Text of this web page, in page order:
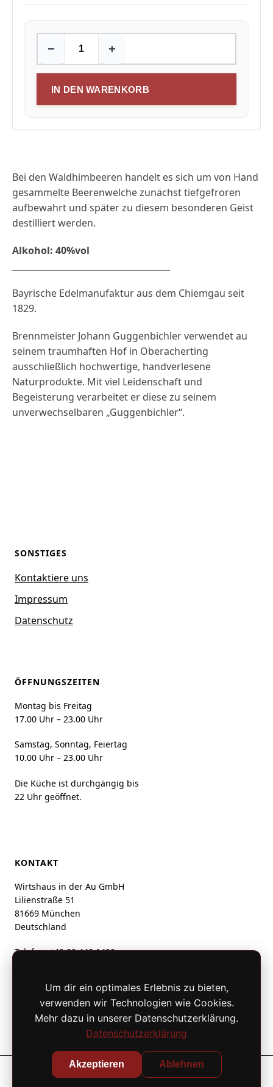
− +
IN DEN WARENKORB
Bei den Waldhimbeeren handelt es sich um von Hand
gesammelte Beerenwelche zunächst tiefgefroren
aufbewahrt und später zu diesem besonderen Geist
destilliert werden.
Alkohol: 40%vol
Bayrische Edelmanufaktur aus dem Chiemgau seit
1829.
Brennmeister Johann Guggenbichler verwendet au
seinem traumhaften Hof in Oberacherting
ausschließlich hochwertige, handverlesene
Naturprodukte. Mit viel Leidenschaft und
Begeisterung verarbeitet er diese zu seinem
unverwechselbaren „Guggenbichler“.
SONSTIGES
Kontaktiere uns
Impressum
Datenschutz
ÖFFNUNGSZEITEN
Montag bis Freitag
17.00 Uhr – 23.00 Uhr
Samstag, Sonntag, Feiertag
10.00 Uhr – 23.00 Uhr
Die Küche ist durchgängig bis
22 Uhr geöffnet.
KONTAKT
Wirtshaus in der Au GmbH
Lilienstraße 51
81669 München
Deutschland
Telefon:+49 89 448 1400
Um dir ein optimales Erlebnis zu bieten,
verwenden wir Technologien wie Cookies.
Mehr dazu in unserer Datenschutzerklärung.
Datenschutzerklärung
Akzeptieren Ablehnen